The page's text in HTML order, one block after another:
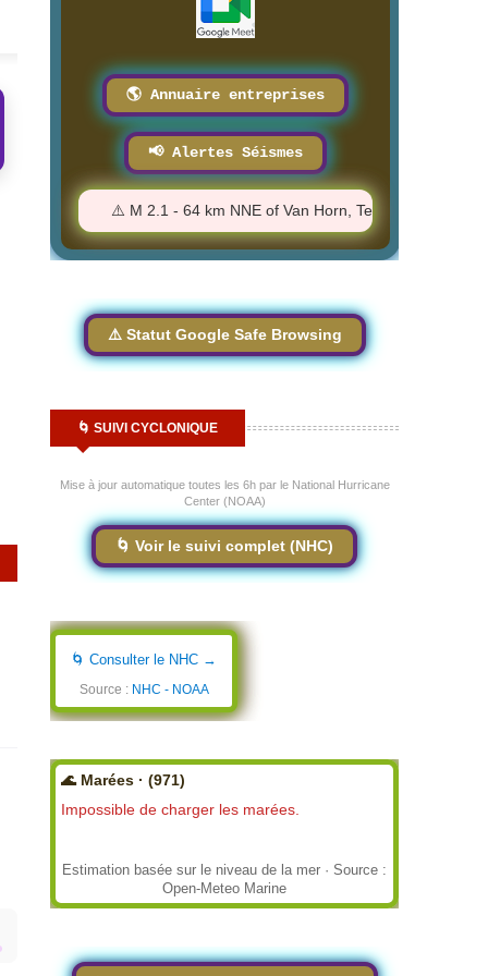
🌎 Annuaire entreprises
📢 Alertes Séismes
AM ⚠️ M 2.1 - 64 km NNE of Van Horn, Texas - 6:57:17 AM
⚠️ Statut Google Safe Browsing
🌀 SUIVI CYCLONIQUE
Mise à jour automatique toutes les 6h par le National Hurricane
Center (NOAA)
🌀 Voir le suivi complet (NHC)
🌀 Consulter le NHC →
Source : NHC - NOAA
🌊 Marées · (971)
Impossible de charger les marées.
Estimation basée sur le niveau de la mer · Source :
Open-Meteo Marine